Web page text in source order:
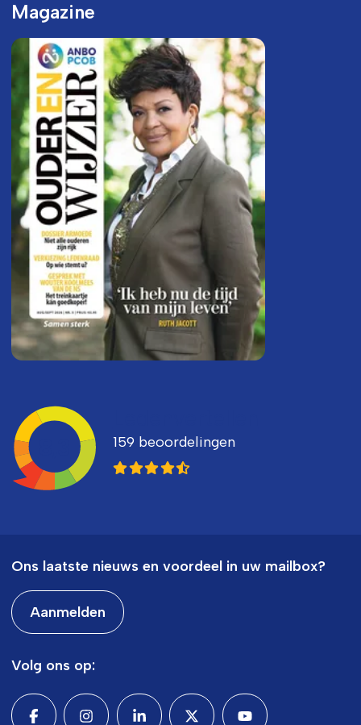
Magazine
159 beoordelingen
Ons laatste nieuws en voordeel in uw mailbox?
Aanmelden
Volg ons op: